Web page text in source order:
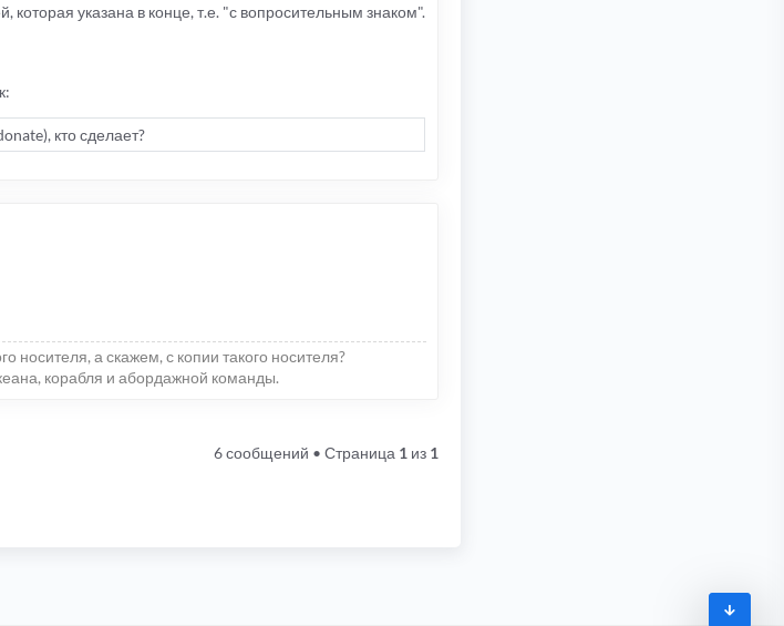
указана в конце, т.е. "с вопросительным знаком".
кто сделает?
носителя, а скажем, с копии такого носителя?
корабля и абордажной команды.
6 сообщений • Страница 1 из 1